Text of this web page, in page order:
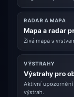
RADAR A MAPA
Mapa a radar
Živá mapa s
VÝSTRAHY
Výstrahy pro
Aktivní
výstrah.